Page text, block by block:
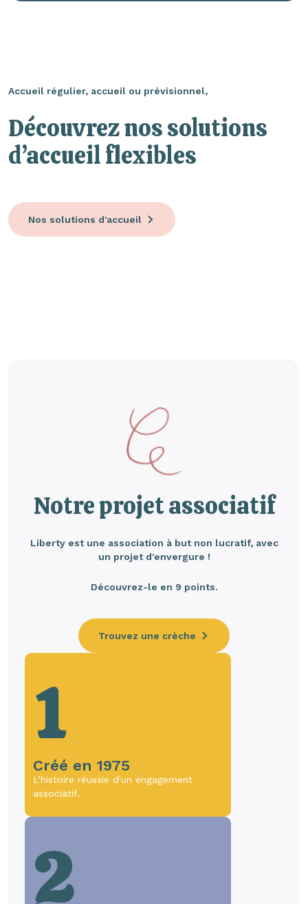
Accueil régulier, accueil ou prévisionnel,
Découvrez nos solutions
d’accueil flexibles
Nos solutions d'accueil
Notre projet associatif
Liberty est une association à but non lucratif, avec
un projet d'envergure !
Découvrez-le en 9 points.
Trouvez une crèche
1
Créé en 1975
L’histoire réussie d'un engagement
associatif.
2